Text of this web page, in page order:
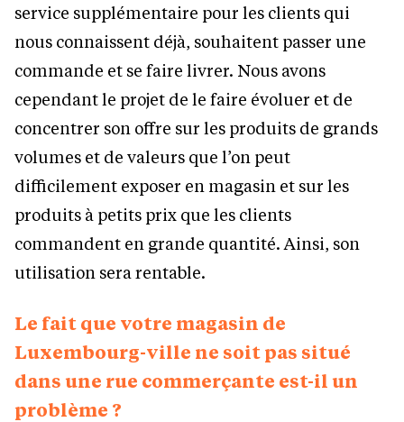
service supplémentaire pour les clients qui
nous connaissent déjà, souhaitent passer une
commande et se faire livrer. Nous avons
cependant le projet de le faire évoluer et de
concentrer son offre sur les produits de grands
volumes et de valeurs que l’on peut
difficilement exposer en magasin et sur les
produits à petits prix que les clients
commandent en grande quantité. Ainsi, son
utilisation sera rentable.
Le fait que votre magasin de
Luxembourg-ville ne soit pas situé
dans une rue commerçante est-il un
problème ?